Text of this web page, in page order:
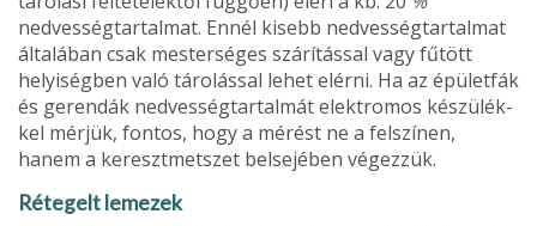
nedvességtartalmat. Ennél kisebb nedvességtartalmat
általában csak mesterséges szárítással vagy fűtött
helyiségben való tárolással lehet elérni. Ha az épületfák
és ge­rendák nedvességtartalmát elektromos készülék­
kel mérjük, fontos, hogy a mérést ne a felszínen,
hanem a keresztmetszet belsejében végezzük.
Rétegelt lemezek